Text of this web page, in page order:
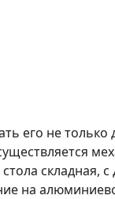
его не только
складная,
на